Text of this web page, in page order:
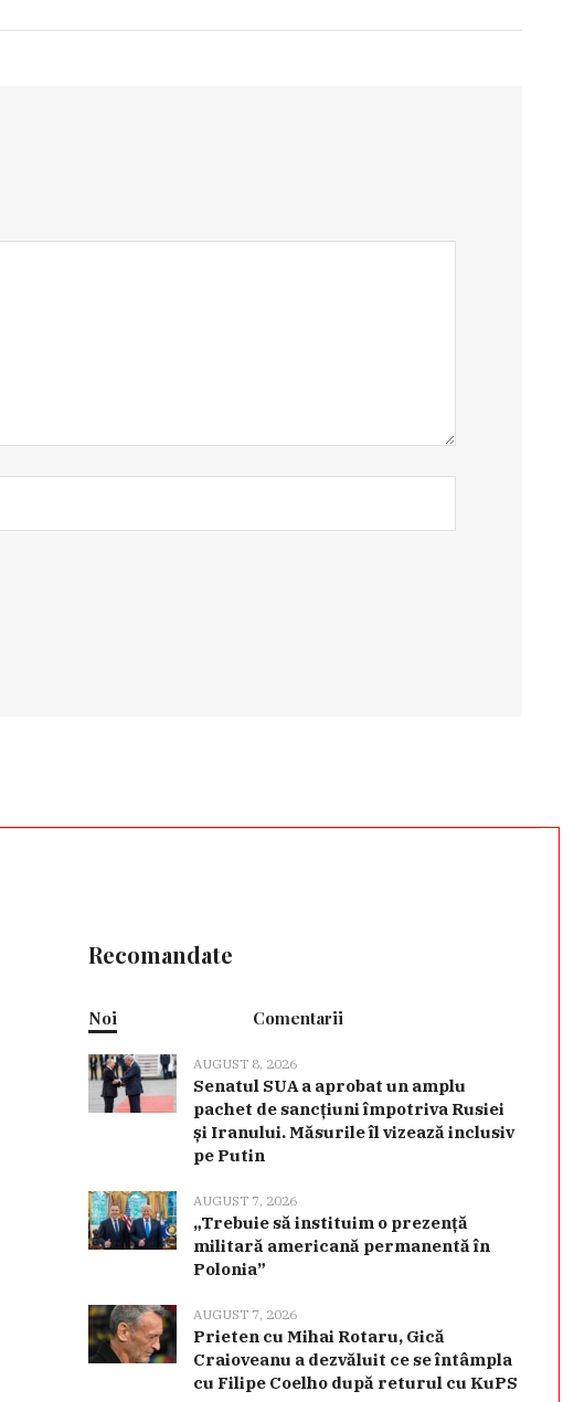
Recomandate
Noi Comentarii
AUGUST 8, 2026
Senatul SUA a aprobat un amplu
pachet de sancțiuni împotriva Rusiei
și Iranului. Măsurile îl vizează inclusiv
pe Putin
AUGUST 7, 2026
„Trebuie să instituim o prezență
militară americană permanentă în
Polonia”
AUGUST 7, 2026
Prieten cu Mihai Rotaru, Gică
Craioveanu a dezvăluit ce se întâmpla
cu Filipe Coelho după returul cu KuPS